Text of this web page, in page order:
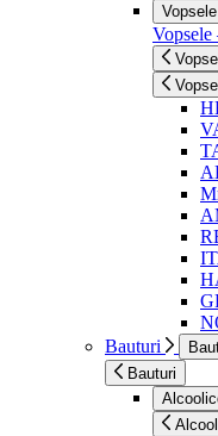
Vopsele
Bauturi
Bauturi